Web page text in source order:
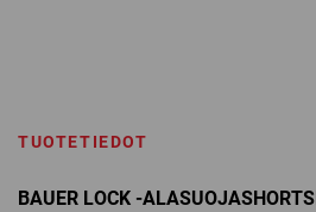
TUOTETIEDOT
BAUER LOCK -